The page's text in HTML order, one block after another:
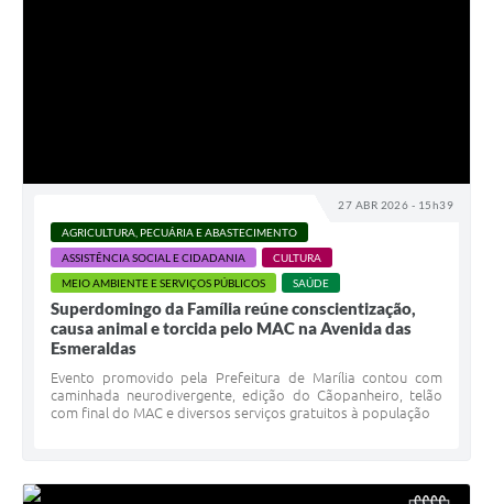
27 ABR 2026 - 15h39
AGRICULTURA, PECUÁRIA E ABASTECIMENTO
ASSISTÊNCIA SOCIAL E CIDADANIA
CULTURA
MEIO AMBIENTE E SERVIÇOS PÚBLICOS
SAÚDE
Superdomingo da Família reúne conscientização,
causa animal e torcida pelo MAC na Avenida das
Esmeraldas
Evento promovido pela Prefeitura de Marília contou com
caminhada neurodivergente, edição do Cãopanheiro, telão
com final do MAC e diversos serviços gratuitos à população